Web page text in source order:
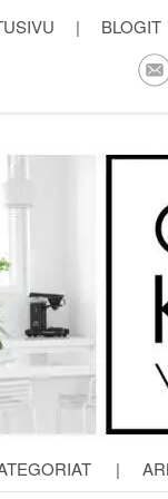
| BLOGIT
|